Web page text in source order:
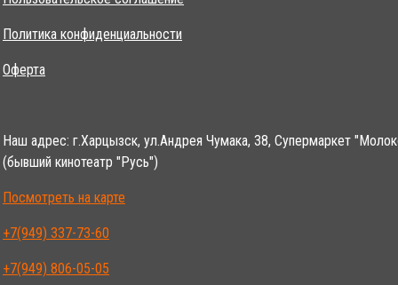
Политика конфиденциальности
Оферта
Наш адрес: г.Харцызск, ул.Андрея Чумака, 38, Супермаркет
(бывший кинотеатр "Русь")
Посмотреть на карте
+7(949) 337-73-60
+7(949) 806-05-05